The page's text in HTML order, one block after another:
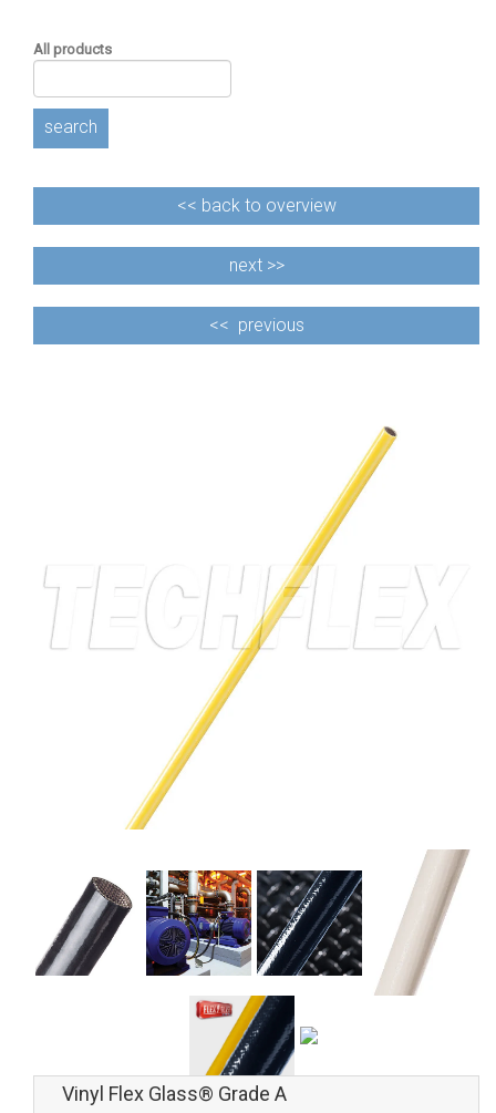
All products
search
<< back to overview
next >>
<< previous
Vinyl Flex Glass® Grade A